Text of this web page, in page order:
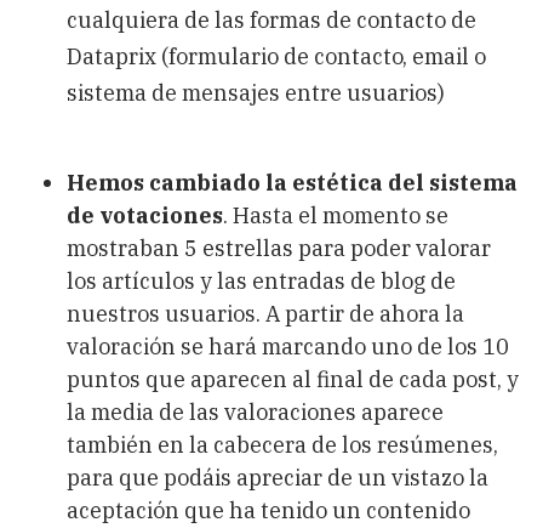
cualquiera de las formas de contacto de
Dataprix (formulario de contacto, email o
sistema de mensajes entre usuarios)
Hemos cambiado la estética del sistema
de votaciones. Hasta el momento se
mostraban 5 estrellas para poder valorar
los artículos y las entradas de blog de
nuestros usuarios. A partir de ahora la
valoración se hará marcando uno de los 10
puntos que aparecen al final de cada post, y
la media de las valoraciones aparece
también en la cabecera de los resúmenes,
para que podáis apreciar de un vistazo la
aceptación que ha tenido un contenido